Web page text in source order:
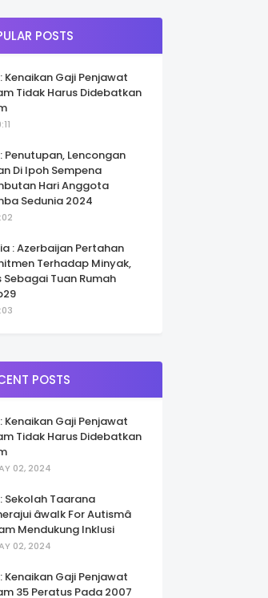
POSTS
Kenaikan Gaji Penjawat
Tidak Harus Didebatkan
Penutupan, Lencongan
Di Ipoh Sempena
Hari Anggota
Sedunia 2024
: Azerbaijan Pertahan
Terhadap Minyak,
Sebagai Tuan Rumah
POSTS
Kenaikan Gaji Penjawat
Tidak Harus Didebatkan
02, 2024
Sekolah Taarana
âwalk For Autismâ
Mendukung Inklusi
02, 2024
Kenaikan Gaji Penjawat
35 Peratus Pada 2007